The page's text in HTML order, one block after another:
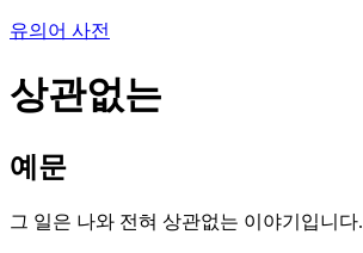
유의어 사전
상관없는
예문
그 일은 나와 전혀 상관없는 이야기입니다.